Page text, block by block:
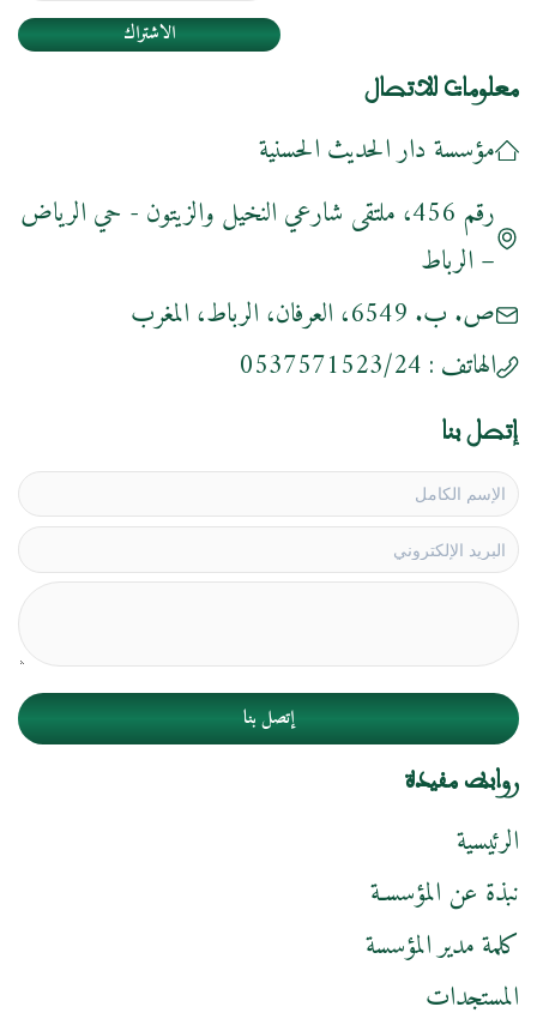
الاشتراك
معلومات للاتصال
مؤسسة دار الحديث الحسنية
رقم 456، ملتقى شارعي النخيل والزيتون - حي الرياض
– الرباط
ص. ب. 6549، العرفان، الرباط، المغرب
الهاتف : 0537571523/24
إتصل بنا
إتصل بنا
روابط مفيدة
الرئيسية
نبذة عن المؤسسـة
كلمة مدير المؤسسة
المستجدات